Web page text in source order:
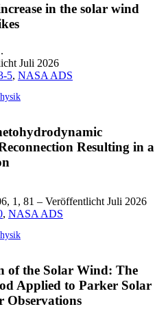
in the solar wind
Juli 2026
5, NASA ADS
Resulting in a
1, 81 – Veröffentlicht Juli 2026
, NASA ADS
of the Solar Wind: The
Applied to Parker Solar
Observations